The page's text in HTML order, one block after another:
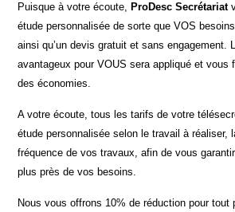
Puisque à votre écoute, ProDesc Secrétariat
étude personnalisée de sorte que VOS
ainsi qu’un devis gratuit et sans engagement.
avantageux pour VOUS sera appliqué et vous
des économies.
A votre écoute, tous les tarifs de votre
étude personnalisée selon le travail à réaliser,
fréquence de vos travaux, afin de vous
plus près de vos besoins.
Nous vous offrons 10% de réduction pour tout